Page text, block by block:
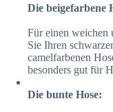
Die beigefarbene
Für einen weichen
Sie Ihren
camelfarbenen
besonders gut für
Die bunte Hose: